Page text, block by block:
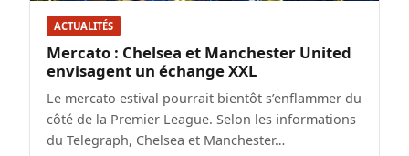
ACTUALITÉS
Mercato : Chelsea et Manchester United
envisagent un échange XXL
Le mercato estival pourrait bientôt s’enflammer du
côté de la Premier League. Selon les informations
du Telegraph, Chelsea et Manchester…